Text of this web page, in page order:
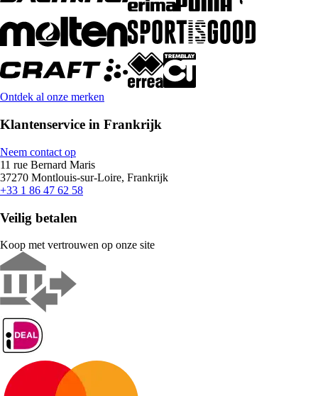
Ontdek al onze merken
Klantenservice in Frankrijk
Neem contact op
11 rue Bernard Maris
37270 Montlouis-sur-Loire, Frankrijk
+33 1 86 47 62 58
Veilig betalen
Koop met vertrouwen op onze site